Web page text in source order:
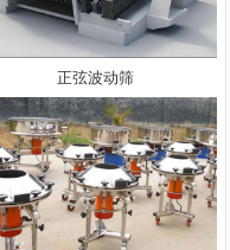
正弦波动筛